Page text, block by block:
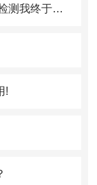
某地区水下遇难事件,通过我们的水下检测我终于找到你了！
!